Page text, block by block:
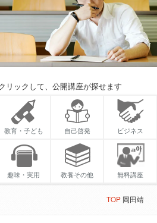
リックして、公開講座が探せます
教育・子ども 自己啓発 ビジネス
趣味・実用 教養その他 無料講座
TOP岡田靖